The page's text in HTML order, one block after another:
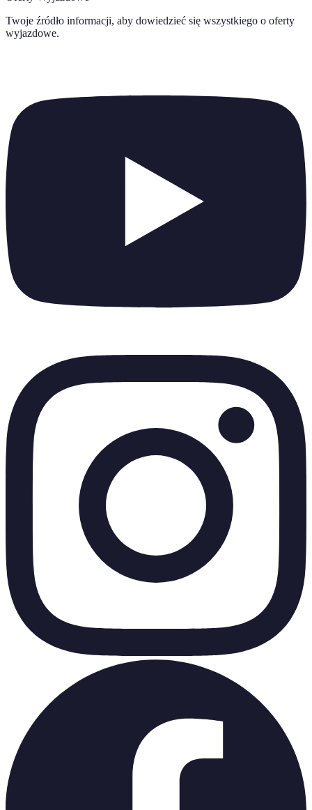
Twoje źródło informacji, aby dowiedzieć się wszystkiego o oferty
wyjazdowe.